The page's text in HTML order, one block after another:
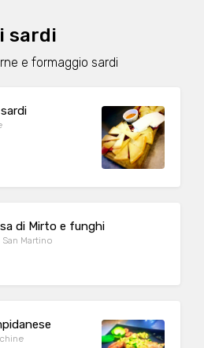
sardi
e formaggio sardi
di Mirto e funghi
Martino